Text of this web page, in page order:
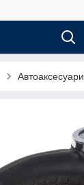
Автоаксесуари